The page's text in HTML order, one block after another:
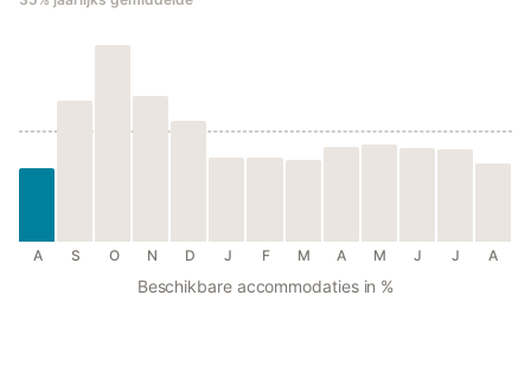
A S O N D J F M A M J J A
Beschikbare accommodaties in %